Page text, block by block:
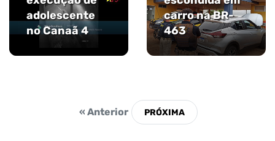
adolescente
no Canaã 4
carro na BR-
463
« Anterior